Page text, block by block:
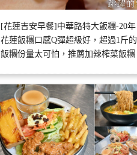
[花蓮吉安早餐]中華路特大飯糰-20年
花蓮飯糰口感Q彈超級好，超過1斤的
飯糰份量太可怕，推薦加辣榨菜飯糰